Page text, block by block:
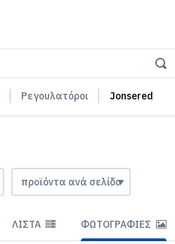
Ρεγουλατόροι Jonsered
ΛΊΣΤΑ ΦΩΤΟΓΡΑΦΊΕΣ